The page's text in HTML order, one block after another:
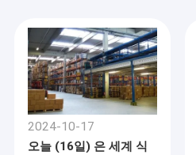
2024-10-17
오늘 (16일) 은 세계 식